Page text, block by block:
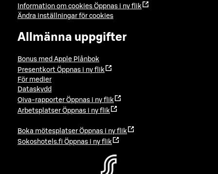
Information om cookies Öppnas i ny flik
Ändra inställningar för cookies
Allmänna uppgifter
Bonus med Apple Plånbok
Presentkort Öppnas i ny flik
För medier
Dataskydd
Oiva-rapporter Öppnas i ny flik
Arbetsplatser Öppnas i ny flik
Boka mötesplatser Öppnas i ny flik
Sokoshotels.fi Öppnas i ny flik